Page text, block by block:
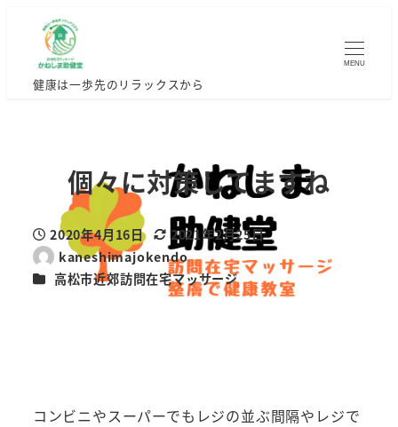
健康は一歩先のリラックスから
MENU
個々に対策してますね
投稿日
2020年4月16日
更新日
2021年2月25日
著
者
kaneshimajokendo
カテゴリー
高松市近郊訪問在宅マッサージ
コンビニやスーパーでもレジの並ぶ間隔やレジで